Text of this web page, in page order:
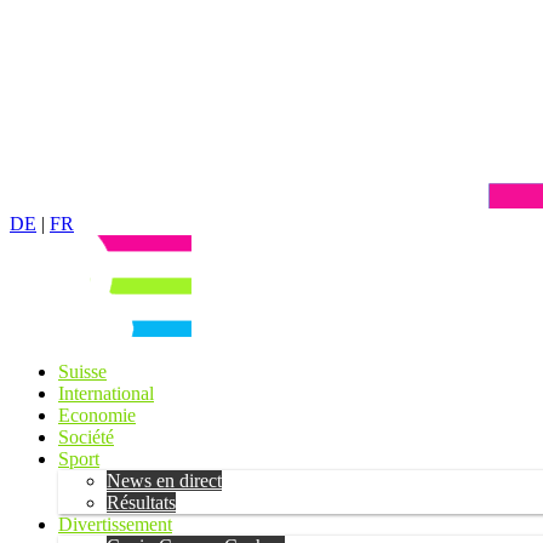
DE | FR
Suisse
International
Economie
Société
Sport
News en direct
Résultats
Divertissement